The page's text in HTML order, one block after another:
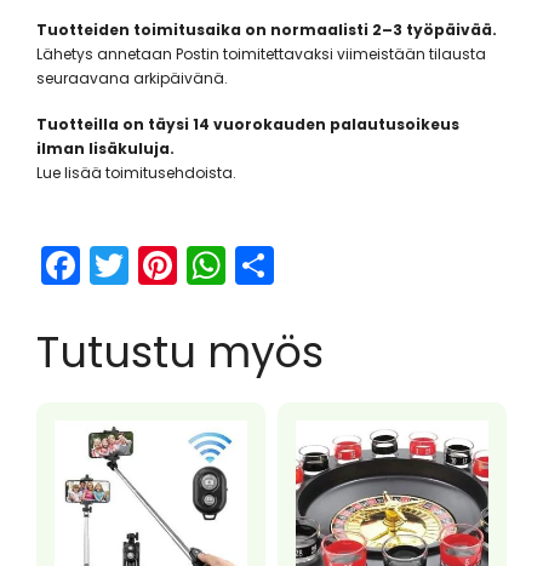
Tuotteiden toimitusaika on normaalisti 2–3 työpäivää.
Lähetys annetaan Postin toimitettavaksi viimeistään tilausta
seuraavana arkipäivänä.
Tuotteilla on täysi 14 vuorokauden palautusoikeus
ilman lisäkuluja.
Lue lisää toimitusehdoista.
F
c
e
b
o
o
k
T
itt
er
Pi
er
e
st
W
a
ts
A
p
p
ar
e
Tutustu myös